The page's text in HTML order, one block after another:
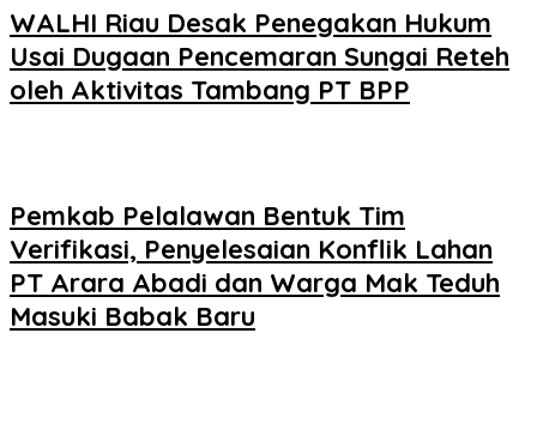
WALHI Riau Desak Penegakan Hukum
Usai Dugaan Pencemaran Sungai Reteh
oleh Aktivitas Tambang PT BPP
Pemkab Pelalawan Bentuk Tim
Verifikasi, Penyelesaian Konflik Lahan
PT Arara Abadi dan Warga Mak Teduh
Masuki Babak Baru